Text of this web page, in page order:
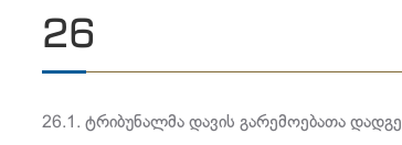
26
26.1. ტრიბუნალმა დავის გარემოებათა